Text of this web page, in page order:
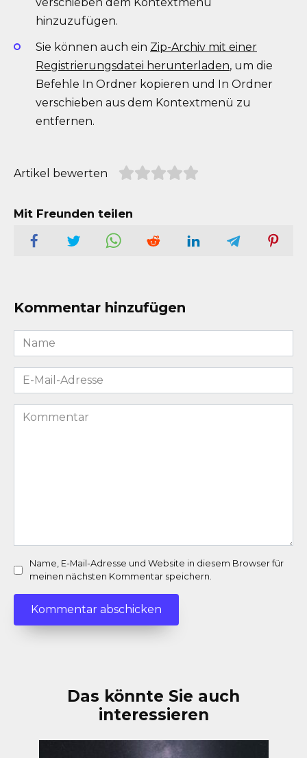
hinzuzufügen.
Sie können auch ein Zip-Archiv mit einer
Registrierungsdatei herunterladen, um die
Befehle In Ordner kopieren und In Ordner
verschieben aus dem Kontextmenü zu
entfernen.
Artikel bewerten
Mit Freunden teilen
Kommentar hinzufügen
Name
*
E-
Mail-
Adresse
Kommentar
Name, E-Mail-Adresse und Website in diesem Browser für
meinen nächsten Kommentar speichern.
Das könnte Sie auch
interessieren